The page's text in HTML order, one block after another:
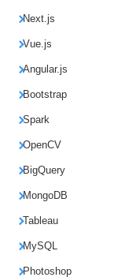
Next.js
Vue.js
Angular.js
Bootstrap
Spark
OpenCV
BigQuery
MongoDB
Tableau
MySQL
Photoshop